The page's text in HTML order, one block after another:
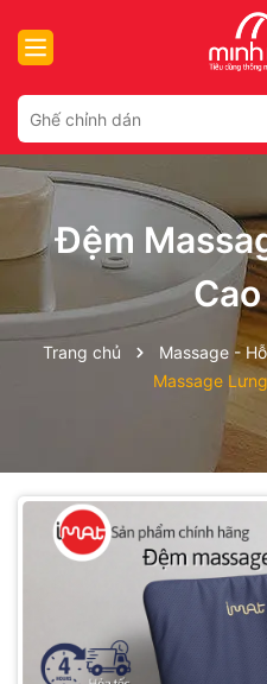
Đệm
Trang chủ Massage -
Massage